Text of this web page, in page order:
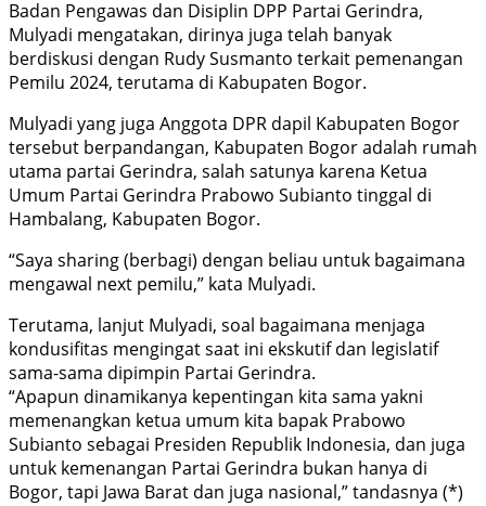
Badan Pengawas dan Disiplin DPP Partai Gerindra,
Mulyadi mengatakan, dirinya juga telah banyak
berdiskusi dengan Rudy Susmanto terkait pemenangan
Pemilu 2024, terutama di Kabupaten Bogor.
Mulyadi yang juga Anggota DPR dapil Kabupaten Bogor
tersebut berpandangan, Kabupaten Bogor adalah rumah
utama partai Gerindra, salah satunya karena Ketua
Umum Partai Gerindra Prabowo Subianto tinggal di
Hambalang, Kabupaten Bogor.
“Saya sharing (berbagi) dengan beliau untuk bagaimana
mengawal next pemilu,” kata Mulyadi.
Terutama, lanjut Mulyadi, soal bagaimana menjaga
kondusifitas mengingat saat ini ekskutif dan legislatif
sama-sama dipimpin Partai Gerindra.
“Apapun dinamikanya kepentingan kita sama yakni
memenangkan ketua umum kita bapak Prabowo
Subianto sebagai Presiden Republik Indonesia, dan juga
untuk kemenangan Partai Gerindra bukan hanya di
Bogor, tapi Jawa Barat dan juga nasional,” tandasnya (*)